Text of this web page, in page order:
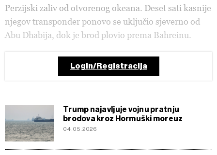
Perzijski zaliv od otvorenog okeana. Deset sati kasnije
njegov transponder ponovo se uključio sjeverno od
Abu Dhabija, dok je brod plovio prema Bahreinu.
Login/Registracija
Trump najavljuje vojnu pratnju
brodova kroz Hormuški moreuz
04.05.2026